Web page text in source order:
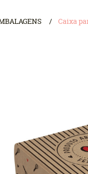
Caixa